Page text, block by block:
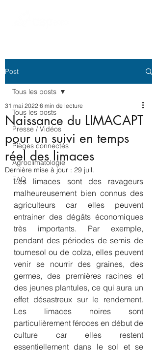
Post
Tous les posts
Presse / Vidéos
Pièges connectés
Agroclimatologie
FAQ
Tous les posts
Naissance du LIMACAPT
pour un suivi en temps
réel des limaces
31 mai 2022 6 min de lecture
Dernière mise à jour : 29 juil.
Les limaces sont des ravageurs
malheureusement bien connus des
agriculteurs car elles peuvent
entrainer des dégâts économiques
très importants. Par exemple,
pendant des périodes de semis de
tournesol ou de colza, elles peuvent
venir se nourrir des graines, des
germes, des premières racines et
des jeunes plantules, ce qui aura un
effet désastreux sur le rendement.
Les limaces noires sont
particulièrement féroces en début de
culture car elles restent
essentiellement dans le sol et se